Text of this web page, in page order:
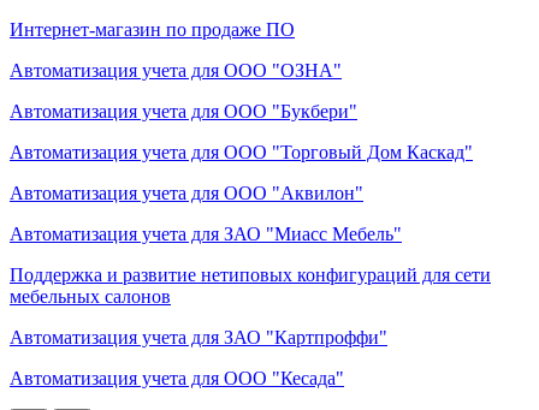
Интернет-магазин по продаже ПО
Автоматизация учета для ООО "ОЗНА"
Автоматизация учета для ООО "Букбери"
Автоматизация учета для ООО "Торговый Дом Каскад"
Автоматизация учета для ООО "Аквилон"
Автоматизация учета для ЗАО "Миасс Мебель"
Поддержка и развитие нетиповых конфигураций для сети
мебельных салонов
Автоматизация учета для ЗАО "Картпроффи"
Автоматизация учета для ООО "Кесада"